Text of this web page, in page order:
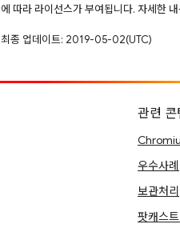
에 따라 라이선스가 부여됩니다. 자세한
최종 업데이트: 2019-05-02(UTC)
관련 콘
우수사례
보관처리
팟캐스